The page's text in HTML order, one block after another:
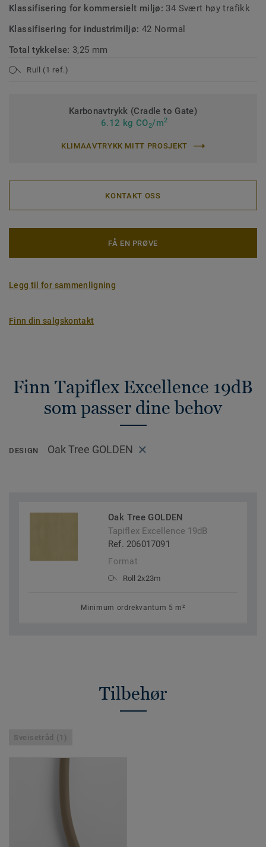
Klassifisering for kommersielt miljø: 34 Svært høy trafikk
Klassifisering for industrimiljø: 42 Normal
Total tykkelse: 3,25 mm
Rull (1 ref.)
Karbonavtrykk (Cradle to Gate)
6.12 kg CO2/m2
KLIMAAVTRYKK MITT PROSJEKT
KONTAKT OSS
FÅ EN PRØVE
Legg til for sammenligning
Finn din salgskontakt
Finn Tapiflex Excellence 19dB
som passer dine behov
DESIGN Oak Tree GOLDEN
Oak Tree GOLDEN
Tapiflex Excellence 19dB
Ref. 206017091
Format
Roll 2x23m
Minimum ordrekvantum 5 m²
Tilbehør
Sveisetråd (1)